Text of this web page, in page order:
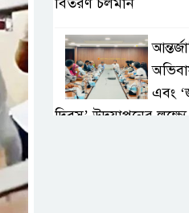
এবং
দিবস’ উদযাপনের লক্ষ্যে